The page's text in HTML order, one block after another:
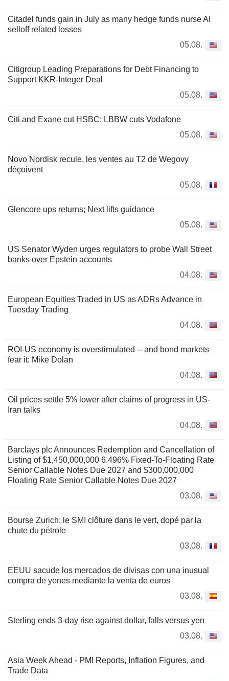
Citadel funds gain in July as many hedge funds nurse AI
selloff related losses
05.08.
Citigroup Leading Preparations for Debt Financing to
Support KKR-Integer Deal
05.08.
Citi and Exane cut HSBC; LBBW cuts Vodafone
05.08.
Novo Nordisk recule, les ventes au T2 de Wegovy
déçoivent
05.08.
Glencore ups returns; Next lifts guidance
05.08.
US Senator Wyden urges regulators to probe Wall Street
banks over Epstein accounts
04.08.
European Equities Traded in US as ADRs Advance in
Tuesday Trading
04.08.
ROI-US economy is overstimulated -- and bond markets
fear it: Mike Dolan
04.08.
Oil prices settle 5% lower after claims of progress in US-
Iran talks
04.08.
Barclays plc Announces Redemption and Cancellation of
Listing of $1,450,000,000 6.496% Fixed-To-Floating Rate
Senior Callable Notes Due 2027 and $300,000,000
Floating Rate Senior Callable Notes Due 2027
03.08.
Bourse Zurich: le SMI clôture dans le vert, dopé par la
chute du pétrole
03.08.
EEUU sacude los mercados de divisas con una inusual
compra de yenes mediante la venta de euros
03.08.
Sterling ends 3-day rise against dollar, falls versus yen
03.08.
Asia Week Ahead - PMI Reports, Inflation Figures, and
Trade Data